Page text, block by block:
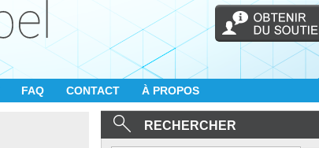
FAQ CONTACT À PROPOS
RECHERCHER